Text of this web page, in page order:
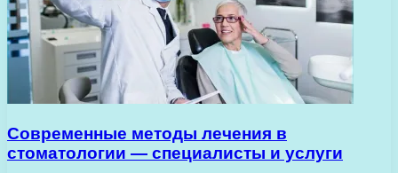
Современные методы лечения в
стоматологии — специалисты и услуги